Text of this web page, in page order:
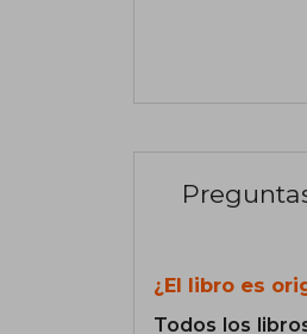
¿El libro es
Todos los